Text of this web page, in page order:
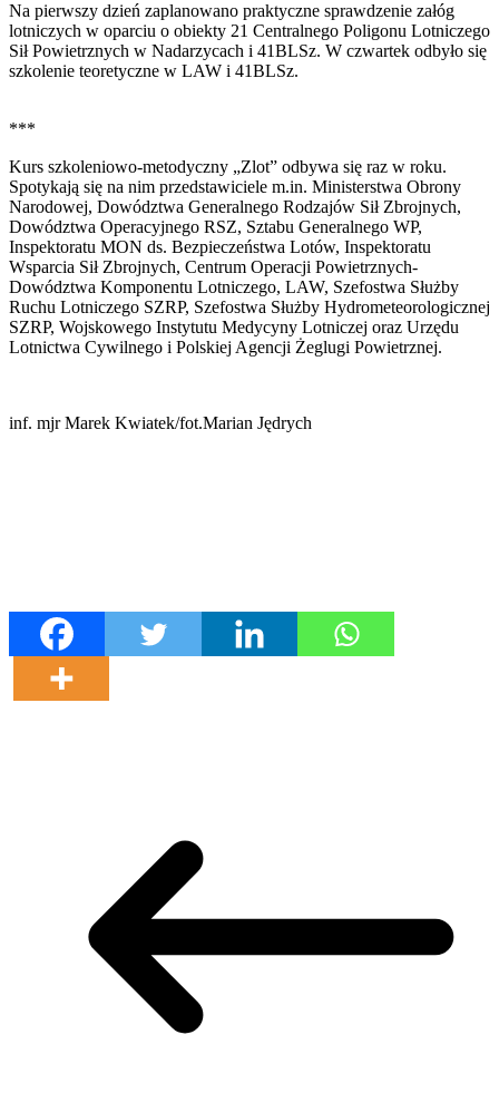
Na pierwszy dzień zaplanowano praktyczne sprawdzenie załóg
lotniczych w oparciu o obiekty 21 Centralnego Poligonu Lotniczego
Sił Powietrznych w Nadarzycach i 41BLSz. W czwartek odbyło się
szkolenie teoretyczne w LAW i 41BLSz.
***
Kurs szkoleniowo-metodyczny „Zlot” odbywa się raz w roku.
Spotykają się na nim przedstawiciele m.in. Ministerstwa Obrony
Narodowej, Dowództwa Generalnego Rodzajów Sił Zbrojnych,
Dowództwa Operacyjnego RSZ, Sztabu Generalnego WP,
Inspektoratu MON ds. Bezpieczeństwa Lotów, Inspektoratu
Wsparcia Sił Zbrojnych, Centrum Operacji Powietrznych-
Dowództwa Komponentu Lotniczego, LAW, Szefostwa Służby
Ruchu Lotniczego SZRP, Szefostwa Służby Hydrometeorologicznej
SZRP, Wojskowego Instytutu Medycyny Lotniczej oraz Urzędu
Lotnictwa Cywilnego i Polskiej Agencji Żeglugi Powietrznej.
inf. mjr Marek Kwiatek/fot.Marian Jędrych